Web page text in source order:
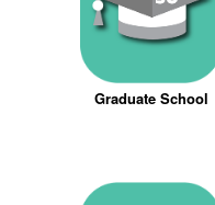
Graduate School